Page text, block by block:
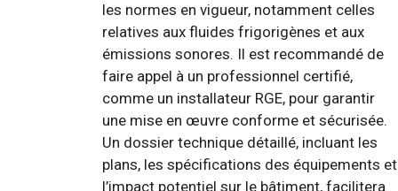
les normes en vigueur, notamment celles
relatives aux fluides frigorigènes et aux
émissions sonores. Il est recommandé de
faire appel à un professionnel certifié,
comme un installateur RGE, pour garantir
une mise en œuvre conforme et sécurisée.
Un dossier technique détaillé, incluant les
plans, les spécifications des équipements et
l’impact potentiel sur le bâtiment, facilitera